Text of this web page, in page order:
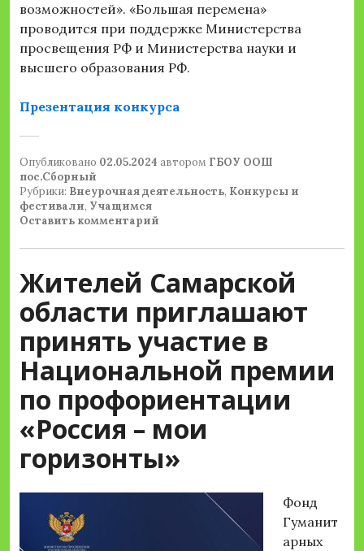
возможностей». «Большая перемена»
проводится при поддержке Министерства
просвещения РФ и Министерства науки и
высшего образования РФ.
Презентация конкурса
Опубликовано 02.05.2024 автором ГБОУ ООШ
пос.Сборный
Рубрики: Внеурочная деятельность, Конкурсы и
фестивали, Учащимся
Оставить комментарий
Жителей Самарской
области приглашают
принять участие в
Национальной премии
по профориентации
«Россия – мои
горизонты»
Фонд
Гуманит
арных